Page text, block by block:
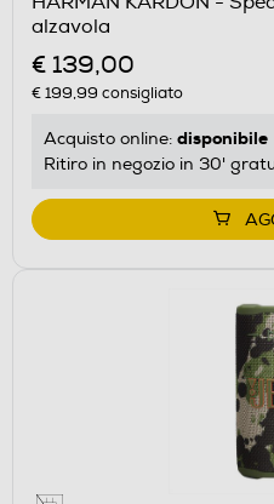
alzavola
€ 139,00
€ 199,99 consigliato
Acquisto online: disponibile
Ritiro in negozio in 30'